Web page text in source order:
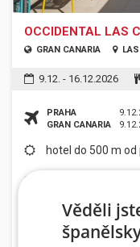
OCCIDENTAL LAS
GRAN CANARIA
9.12. - 16.12.2026
PRAHA
GRAN CANARIA
hotel do 500 m od
32 400 Kč
26 100 Kč
Věděli